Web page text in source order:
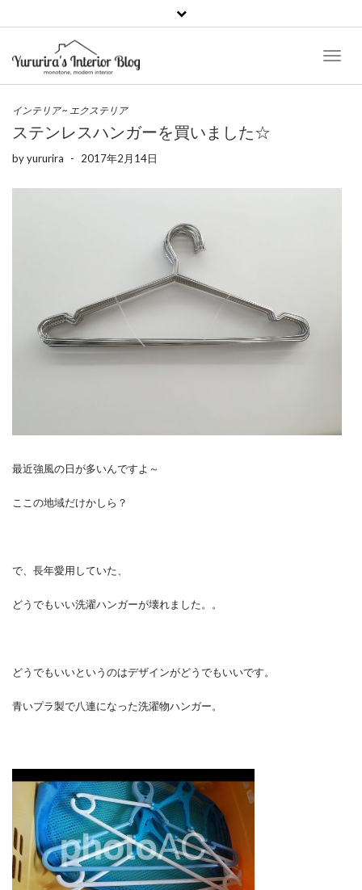
インテリア~ エクステリア
ステンレスハンガーを買いました☆
byyururira - 2017年2月14日
最近強風の日が多いんですよ～
ここの地域だけかしら？
で、長年愛用していた、
どうでもいい洗濯ハンガーが壊れました。。
どうでもいいというのはデザインがどうでもいいです。
青いプラ製で八連になった洗濯物ハンガー。